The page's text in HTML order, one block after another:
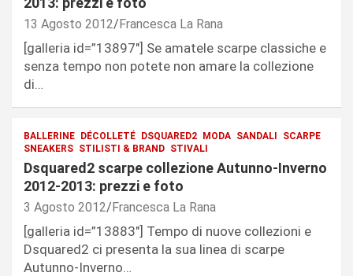
13 Agosto 2012 Francesca La Rana
[galleria id=”13897″] Se amatele scarpe classiche e
senza tempo non potete non amare la collezione
di…
BALLERINE DÉCOLLETÉ DSQUARED2 MODA SANDALI
SCARPE
SNEAKERS STILISTI & BRAND STIVALI
Dsquared2 scarpe collezione Autunno-Inverno
2012-2013: prezzi e foto
3 Agosto 2012 Francesca La Rana
[galleria id=”13883″] Tempo di nuove collezioni e
Dsquared2 ci presenta la sua linea di scarpe
Autunno-Inverno…